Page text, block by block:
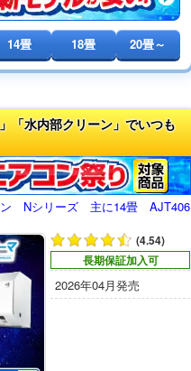
14畳 18畳 20畳～
「水内部クリーン」でいつも
ン Nシリーズ 主に14畳 AJT406
(4.54)
長期保証加入可
2026年04月発売